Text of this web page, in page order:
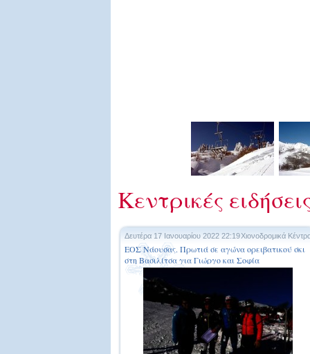
Κεντρικές
Δευτέρα 17 Ιανουαρίου 2022 22:19Χιονοδρομικά
ΕΟΣ Νάουσας. Πρωτιά σε αγώνα ορειβατικού σκι
στη Βασιλίτσα για Γιώργο και Σοφία